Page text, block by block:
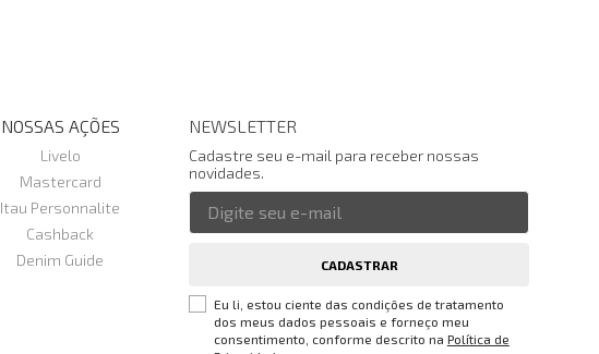
NOSSAS AÇÕES
Livelo
Mastercard
Itau Personnalite
Cashback
Denim Guide
NEWSLETTER
Cadastre seu e-mail para receber nossas
novidades.
CADASTRAR
Eu li, estou ciente das condições de tratamento
dos meus dados pessoais e forneço meu
consentimento, conforme descrito na Política de